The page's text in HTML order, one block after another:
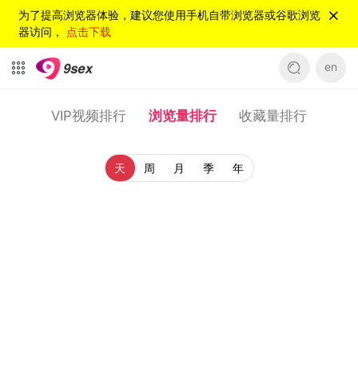
为了提高浏览器体验，建议您使用手机自带浏览器或谷歌浏览
器访问， 点击下载
en
VIP视频排行 浏览量排行 收藏量排行
天 周 月 季 年